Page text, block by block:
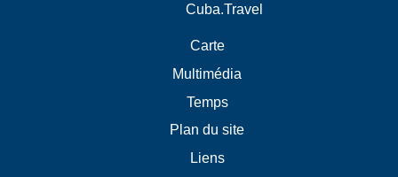
Cuba.Travel
Carte
Multimédia
Temps
Plan du site
Liens